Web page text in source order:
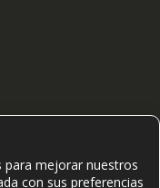
para mejorar nuestros
con sus preferencias
©2021- 2026.